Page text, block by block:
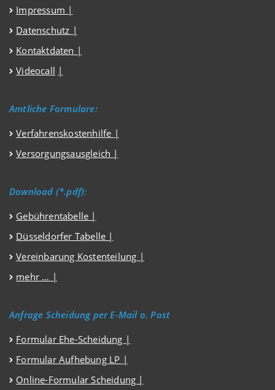
Impressum |
Datenschutz |
Kontaktdaten |
Videocall |
Amtliche Formulare:
Verfahrenskostenhilfe |
Versorgungsausgleich |
Download (*.pdf):
Gebührentabelle |
Düsseldorfer Tabelle |
Vereinbarung Kostenteilung |
mehr … |
Anfrage Scheidung per E-Mail o. Post
Formular Ehe-Scheidung |
Formular Aufhebung LP |
Online-Formular Scheidung |